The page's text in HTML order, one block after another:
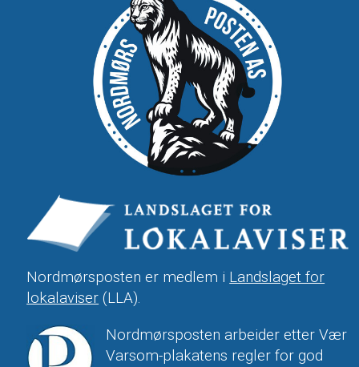
Nordmørsposten er medlem i Landslaget for
lokalaviser (LLA).
Nordmørsposten arbeider etter Vær
Varsom-plakatens regler for god